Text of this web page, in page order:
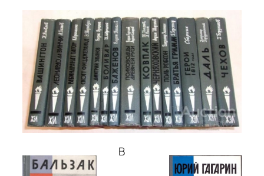
В